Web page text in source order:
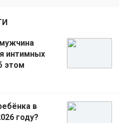
интимных
этом
в
году?